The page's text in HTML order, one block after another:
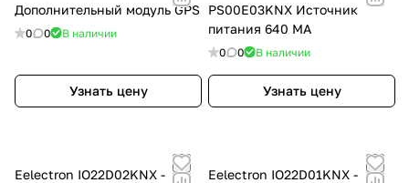
Дополнительный модуль GPS
0 0 В наличии
Узнать цену
PS00E03KNX Источник
питания 640 МА
0 0 В наличии
Узнать цену
Eelectron IO22D02KNX -
Eelectron IO22D01KNX -